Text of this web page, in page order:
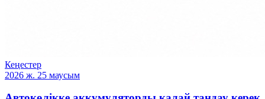
Кеңестер
2026 ж. 25 маусым